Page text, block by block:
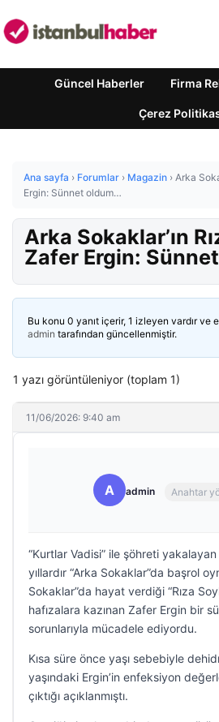
Güncel Haberler Firma
Çerez
Ana sayfa › Forumlar › Magazin › Arka
Ergin: Sünnet oldum…
Arka Sokaklar’ın
Zafer Ergin:
Bu konu 0 yanıt içerir, 1 izleyen vardır ve
admin tarafından güncellenmiştir.
1 yazı görüntüleniyor (toplam 1)
11/06/2026: 9:40 am
A admin Anahtar
“Kurtlar Vadisi” ile şöhreti
yıllardır “Arka Sokaklar”da başrol
Sokaklar”da hayat verdiği “Rıza
hafızalara kazınan Zafer Ergin bir
sorunlarıyla mücadele ediyordu.
Kısa süre önce yaşı sebebiyle
yaşındaki Ergin’in enfeksiyon
çıktığı açıklanmıştı.